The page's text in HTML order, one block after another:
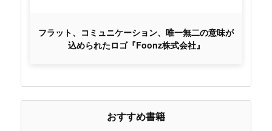
フラット、コミュニケーション、唯一無二の意味が
込められたロゴ『Foonz株式会社』
おすすめ書籍